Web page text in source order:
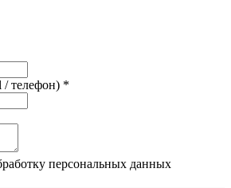
телефон) *
персональных данных